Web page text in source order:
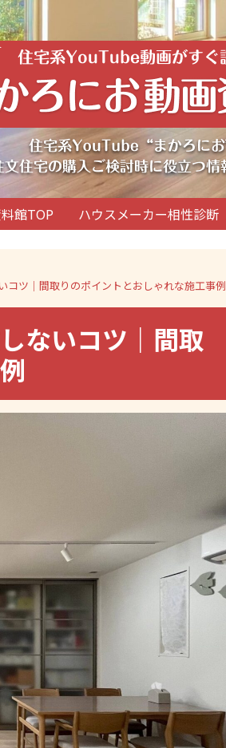
館TOP ハウスメーカー相性診断
コツ｜間取りのポイントとおしゃれな施工事例
ないコツ｜間取